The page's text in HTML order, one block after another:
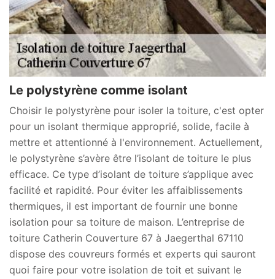
Le polystyrène comme isolant
Choisir le polystyrène pour isoler la toiture, c'est opter
pour un isolant thermique approprié, solide, facile à
mettre et attentionné à l'environnement. Actuellement,
le polystyrène s’avère être l’isolant de toiture le plus
efficace. Ce type d’isolant de toiture s’applique avec
facilité et rapidité. Pour éviter les affaiblissements
thermiques, il est important de fournir une bonne
isolation pour sa toiture de maison. L’entreprise de
toiture Catherin Couverture 67 à Jaegerthal 67110
dispose des couvreurs formés et experts qui sauront
quoi faire pour votre isolation de toit et suivant le